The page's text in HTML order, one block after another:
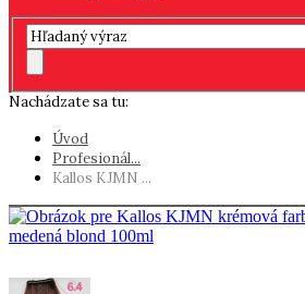
Nachádzate sa tu:
Úvod
Profesionál...
Kallos KJMN ...